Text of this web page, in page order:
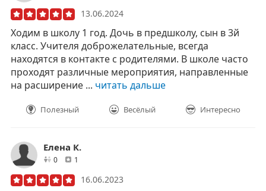
13.06.2024
Ходим в школу 1 год. Дочь в предшколу, сын в 3й
класс. Учителя доброжелательные, всегда
находятся в контакте с родителями. В школе часто
проходят различные мероприятия, направленные
на расширение ... читать дальше
Полезный Весёлый Интересно
Елена К.
0друзей1
16.06.2023